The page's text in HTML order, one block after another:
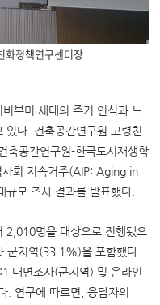
화정책연구센터장
부머 세대의 주거 인식과 노
있다. 건축공간연구원 고령친
축공간연구원-한국도시재생학
사회 지속거주(AIP: Aging in
모 조사 결과를 발표했다.
명을 대상으로 진행됐으
군지역(33.1%)을 포함했다.
대면조사(군지역) 및 온라인
. 연구에 따르면, 응답자의